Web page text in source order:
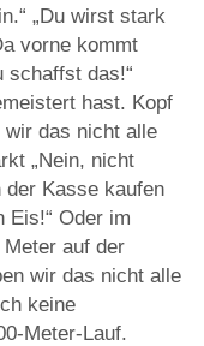
„Du wirst stark
vorne kommt
schaffst das!“
hast. Kopf
wir das nicht alle
„Nein, nicht
Kasse kaufen
Eis!“ Oder im
auf der
wir das nicht alle
keine
Meter-Lauf.